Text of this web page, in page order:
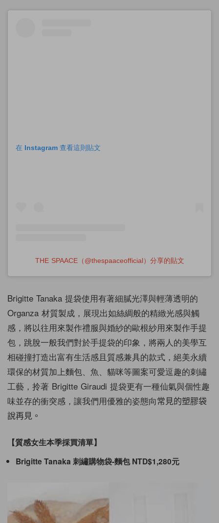
在 Instagram 查看這則貼文
THE SPAACE（@thespaaceofficial）分享的貼文
Brigitte Tanaka 提袋使用有著細膩光澤與輕薄透明的
Organza 材質製成，展現出如絲綢般的精緻光感與觸
感，將以往用來製作禮服與婚紗的歐根紗用來製作手提
包，跳脫一般我們對於手提袋的印象，將兩人的美學互
相碰撞打造出富有生活感且質感兼具的款式，絕美永續
環保的材質加上麵包、魚、貓咪等圖案可愛逗趣的刺繡
工藝，拎著 Brigitte Giraudi 提袋更有一種仙氣與個性趣
味並存的衝突感，讓我們用優雅的姿態向常見的塑膠袋
說再見。
【質感女生本季採買清單】
Brigitte Tanaka 刺繡購物袋-麵包 NTD$1,280元